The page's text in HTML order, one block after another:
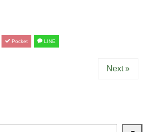
Pocket LINE
Next »